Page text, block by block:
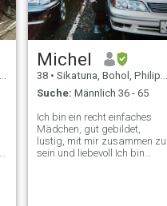
Michel
38 • Sikatuna, Bohol, Philippinen
Suche: Männlich 36 - 65
Ich bin ein recht einfaches
Mädchen, gut gebildet,
lustig, mit mir zusammen zu
sein und liebevoll Ich bin